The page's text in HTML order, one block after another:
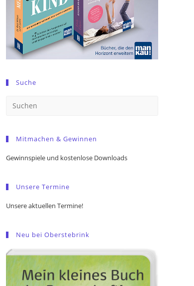
Suche
Mitmachen & Gewinnen
Gewinnspiele und kostenlose Downloads
Unsere Termine
Unsere aktuellen Termine!
Neu bei Oberstebrink